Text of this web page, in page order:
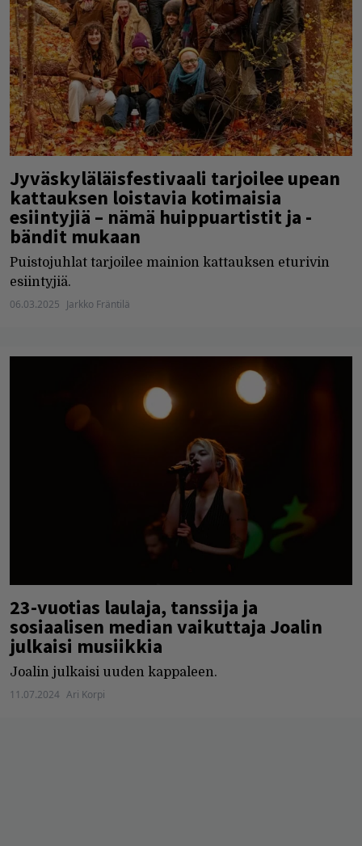
Jyväskyläläisfestivaali tarjoilee upean
kattauksen loistavia kotimaisia
esiintyjiä – nämä huippuartistit ja -
bändit mukaan
Puistojuhlat tarjoilee mainion kattauksen eturivin
esiintyjiä.
06.03.2025 Jarkko Fräntilä
23-vuotias laulaja, tanssija ja
sosiaalisen median vaikuttaja Joalin
julkaisi musiikkia
Joalin julkaisi uuden kappaleen.
11.07.2024 Ari Korpi